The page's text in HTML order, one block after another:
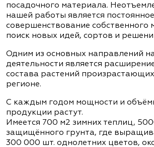
посадочного материала.
нашей работы является постоянное
совершенствование собственного
поиск новых идей, сортов и
Одним из основных направлений
деятельности является
состава растений
регионе.
С каждым годом мощности и
продукции растут.
Имеется 700 м2 зимних теплиц,
защищённого грунта, где
300 000 шт. однолетних цветов,